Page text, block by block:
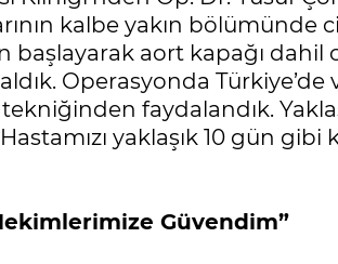
kalbe yakın bölümünde
aort kapağı dahil
Operasyonda Türkiye’de
faydalandık.
yaklaşık 10 gün
Güvendim”